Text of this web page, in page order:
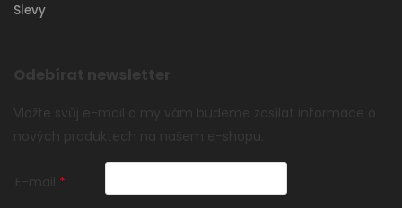
Slevy
Odebírat newsletter
Vložte svůj e-mail a my vám budeme zasílat informace o
nových produktech na našem e-shopu.
E-mail